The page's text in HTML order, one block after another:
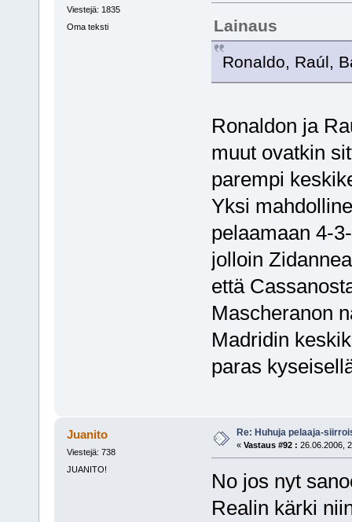
Viestejä: 1835
Oma teksti
Lainaus
Ronaldo, Raúl,
Ronaldon ja
muut ovatkin
parempi
Yksi
pelaamaan 4-
jolloin
että
Mascheranon
Madridin
paras
Juanito
Viestejä: 738
JUANITO!
Re: Huhuja pelaaja-
« Vastaus #92 : 26.06.2006,
No jos nyt
Realin kärki